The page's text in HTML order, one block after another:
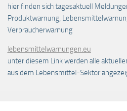
hier finden sich tagesaktuell
Produktwarnung,
Verbraucherwarnung
lebensmittelwarnungen.eu
unter diesem Link werden alle
aus dem Lebensmittel-Sektor